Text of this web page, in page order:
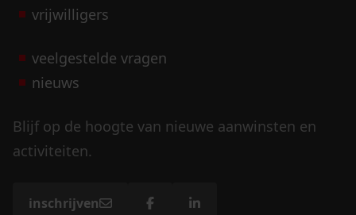
vrijwilligers
veelgestelde vragen
nieuws
Blijf op de hoogte van nieuwe aanwinsten en
activiteiten.
inschrijven